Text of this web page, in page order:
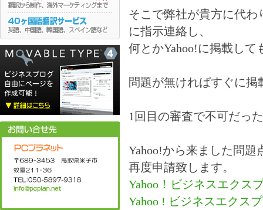
そこで弊社が貴方に代わ
に指示連絡し、
何とかYahoo!に掲載し
問題が無ければすぐに掲
1回目の審査で不可だっ
Yahoo!から来ました問
再度申請致します。
Yahoo！ビジネスエクス
Yahoo ! ビジネスエクス